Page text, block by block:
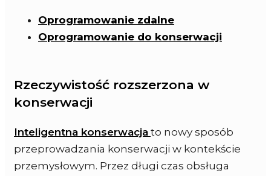
Oprogramowanie zdalne
Oprogramowanie do konserwacji
Rzeczywistość rozszerzona w
konserwacji
Inteligentna konserwacja to nowy sposób
przeprowadzania konserwacji w kontekście
przemysłowym. Przez długi czas obsługa